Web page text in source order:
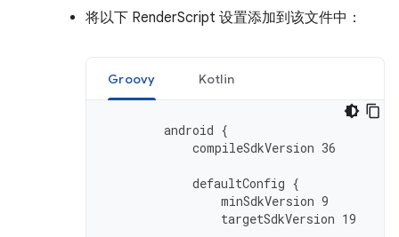
将以下 RenderScript 设置添加到该文件中：
Groovy Kotlin
android {
compileSdkVersion 36
defaultConfig {
minSdkVersion 9
targetSdkVersion 19